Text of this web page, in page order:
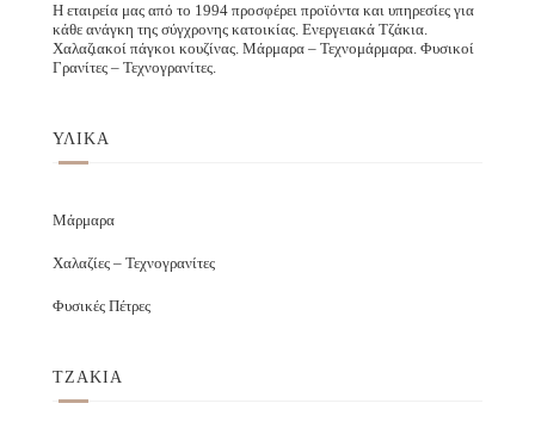
Η εταιρεία μας από το 1994 προσφέρει προϊόντα και υπηρεσίες για
κάθε ανάγκη της σύγχρονης κατοικίας. Ενεργειακά Τζάκια.
Χαλαζιακοί πάγκοι κουζίνας. Μάρμαρα – Τεχνομάρμαρα. Φυσικοί
Γρανίτες – Τεχνογρανίτες.
ΥΛΙΚΑ
Μάρμαρα
Χαλαζίες – Τεχνογρανίτες
Φυσικές Πέτρες
ΤΖΑΚΙΑ